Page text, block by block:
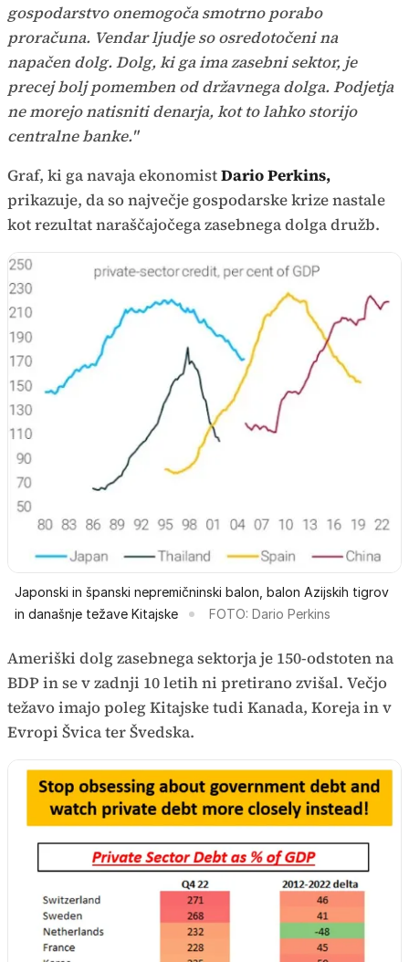
gospodarstvo onemogoča smotrno porabo
proračuna. Vendar ljudje so osredotočeni na
napačen dolg. Dolg, ki ga ima zasebni sektor, je
precej bolj pomemben od državnega dolga. Podjetja
ne morejo natisniti denarja, kot to lahko storijo
centralne banke."
Graf, ki ga navaja ekonomistDario Perkins,
prikazuje, da so največje gospodarske krize nastale
kot rezultat naraščajočega zasebnega dolga družb.
Japonski in španski nepremičninski balon, balon Azijskih tigrov
in današnje težave Kitajske
FOTO: Dario Perkins
Ameriški dolg zasebnega sektorja je 150-odstoten na
BDP in se v zadnji 10 letih ni pretirano zvišal. Večjo
težavo imajo poleg Kitajske tudi Kanada, Koreja in v
Evropi Švica ter Švedska.